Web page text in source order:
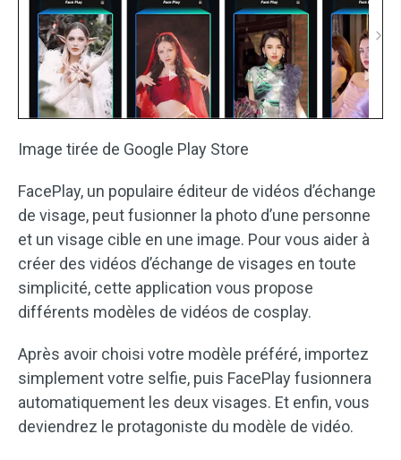
Image tirée de Google Play Store
FacePlay, un populaire éditeur de vidéos d’échange
de visage, peut fusionner la photo d’une personne
et un visage cible en une image. Pour vous aider à
créer des vidéos d’échange de visages en toute
simplicité, cette application vous propose
différents modèles de vidéos de cosplay.
Après avoir choisi votre modèle préféré, importez
simplement votre selfie, puis FacePlay fusionnera
automatiquement les deux visages. Et enfin, vous
deviendrez le protagoniste du modèle de vidéo.